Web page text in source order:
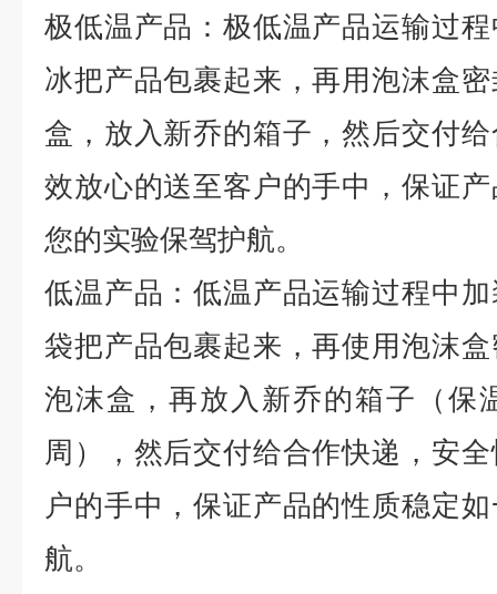
极低温产品：极低温产品运输过
冰把产品包裹起来，再用泡沫盒
盒，放入新乔的箱子，然后交付
效放心的送至客户的手中，保证
您的实验保驾护航。
低温产品：低温产品运输过程中
袋把产品包裹起来，再使用泡沫
泡沫盒，再放入新乔的箱子（保
周），然后交付给合作快递，安
户的手中，保证产品的性质稳定
航。